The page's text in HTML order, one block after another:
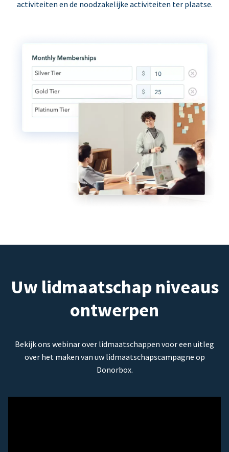
activiteiten en de noodzakelijke activiteiten ter plaatse.
Uw lidmaatschap niveaus
ontwerpen
Bekijk ons webinar over lidmaatschappen voor een uitleg
over het maken van uw lidmaatschapscampagne op
Donorbox.